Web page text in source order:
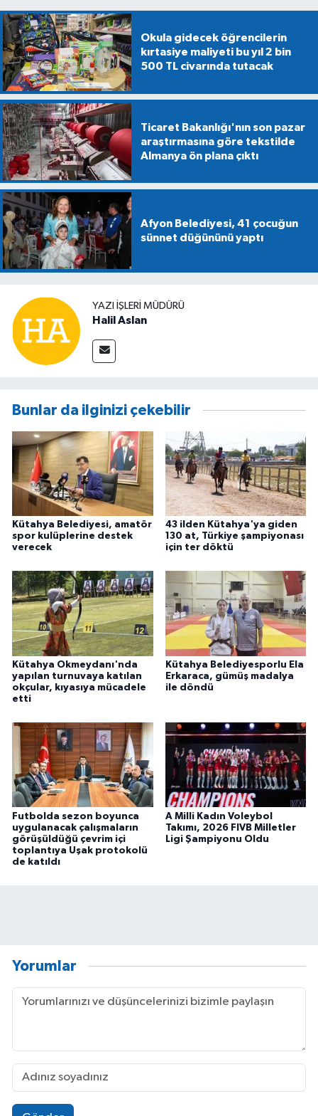
Okula gidecek öğrencilerin
kırtasiye maliyeti bu yıl 2 bin
500 TL civarında tutacak
Ticaret Bakanlığı'nın son pazar
araştırmasına göre tekstilde
Almanya ön plana çıktı
Afyon Belediyesi, 41 çocuğun
sünnet düğününü yaptı
YAZI İŞLERİ MÜDÜRÜ
Halil Aslan
Bunlar da ilginizi çekebilir
Kütahya Belediyesi, amatör
spor kulüplerine destek
verecek
43 ilden Kütahya'ya giden
130 at, Türkiye şampiyonası
için ter döktü
Kütahya Okmeydanı'nda
yapılan turnuvaya katılan
okçular, kıyasıya mücadele
etti
Kütahya Belediyesporlu Ela
Erkaraca, gümüş madalya
ile döndü
Futbolda sezon boyunca
uygulanacak çalışmaların
görüşüldüğü çevrim içi
toplantıya Uşak protokolü
de katıldı
A Milli Kadın Voleybol
Takımı, 2026 FIVB Milletler
Ligi Şampiyonu Oldu
Yorumlar